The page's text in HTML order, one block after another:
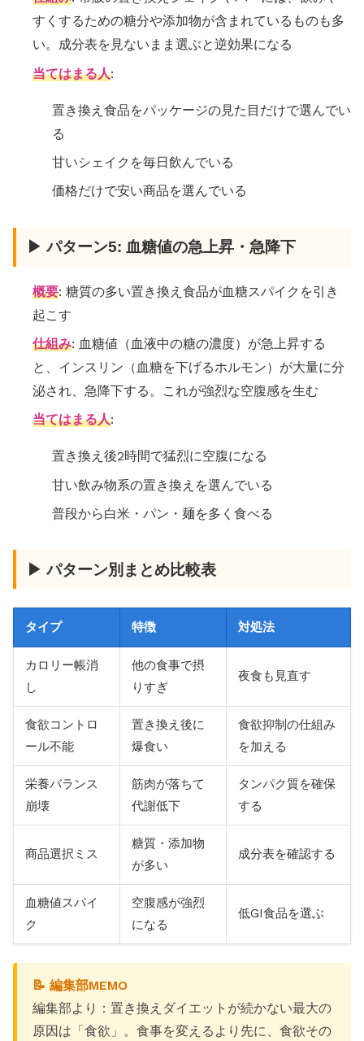
すくするための糖分や添加物が含まれているものも多
い。成分表を見ないまま選ぶと逆効果になる
当てはまる人:
置き換え食品をパッケージの見た目だけで選んでい
る
甘いシェイクを毎日飲んでいる
価格だけで安い商品を選んでいる
▶ パターン5: 血糖値の急上昇・急降下
概要: 糖質の多い置き換え食品が血糖スパイクを引き
起こす
仕組み: 血糖値（血液中の糖の濃度）が急上昇する
と、インスリン（血糖を下げるホルモン）が大量に分
泌され、急降下する。これが強烈な空腹感を生む
当てはまる人:
置き換え後2時間で猛烈に空腹になる
甘い飲み物系の置き換えを選んでいる
普段から白米・パン・麺を多く食べる
▶ パターン別まとめ比較表
タイプ 特徴 対処法
カロリー帳消
し
他の食事で摂
りすぎ
夜食も見直す
食欲コントロ
ール不能
置き換え後に
爆食い
食欲抑制の仕組み
を加える
栄養バランス
崩壊
筋肉が落ちて
代謝低下
タンパク質を確保
する
商品選択ミス
糖質・添加物
が多い
成分表を確認する
血糖値スパイ
ク
空腹感が強烈
になる
低GI食品を選ぶ
📝 編集部MEMO
編集部より：置き換えダイエットが続かない最大の
原因は「食欲」。食事を変えるより先に、食欲その